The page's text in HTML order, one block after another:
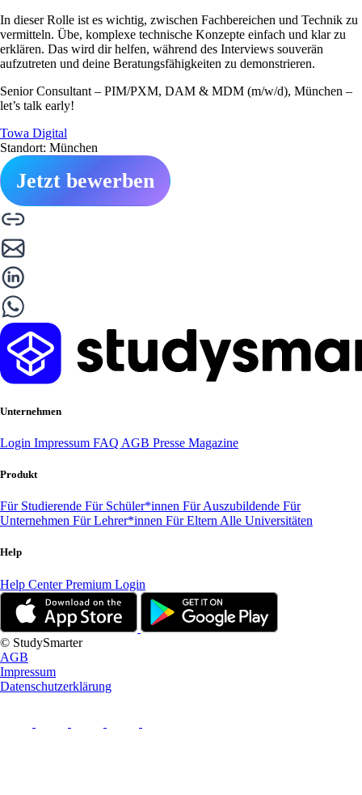
In dieser Rolle ist es wichtig, zwischen Fachbereichen und Technik zu
vermitteln. Übe, komplexe technische Konzepte einfach und klar zu
erklären. Das wird dir helfen, während des Interviews souverän
aufzutreten und deine Beratungsfähigkeiten zu demonstrieren.
Senior Consultant – PIM/PXM, DAM & MDM (m/w/d), München –
let’s talk early!
Towa Digital
Standort: München
Jetzt bewerben
Unternehmen
Login Impressum FAQ AGB Presse Magazine
Produkt
Für Studierende Für Schüler*innen Für Auszubildende Für
Unternehmen Für Lehrer*innen Für Eltern Alle Universitäten
Help
Help CenterPremium Login
© StudySmarter
AGB
Impressum
Datenschutzerklärung